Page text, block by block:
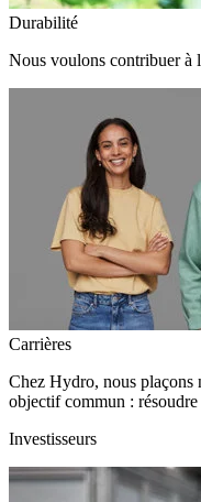
Durabilité
Nous voulons contribuer à
Carrières
Chez Hydro, nous plaçons
objectif commun : résoudre
Investisseurs